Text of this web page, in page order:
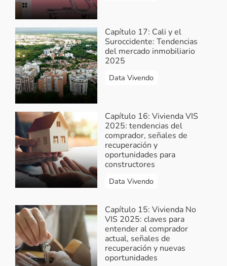
Capítulo 17: Cali y el
Suroccidente: Tendencias
del mercado inmobiliario
2025
Data Vivendo
Capítulo 16: Vivienda VIS
2025: tendencias del
comprador, señales de
recuperación y
oportunidades para
constructores
Data Vivendo
Capítulo 15: Vivienda No
VIS 2025: claves para
entender al comprador
actual, señales de
recuperación y nuevas
oportunidades